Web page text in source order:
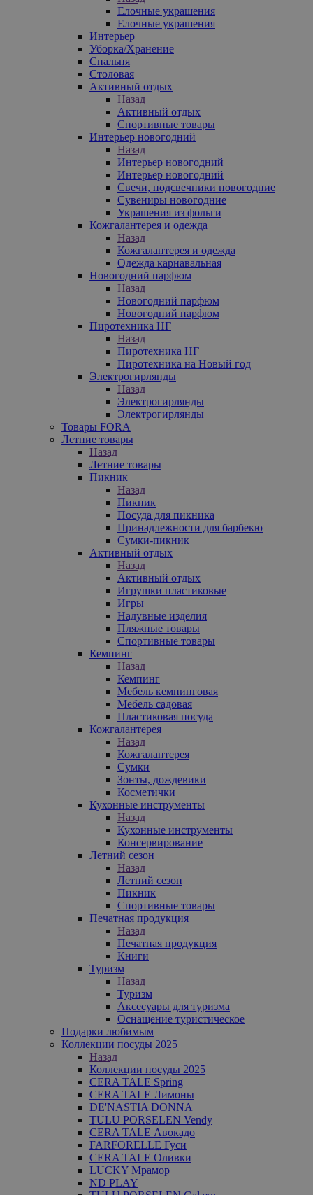
Елочные украшения
Елочные украшения
Интерьер
Уборка/Хранение
Спальня
Столовая
Активный отдых
Назад
Активный отдых
Спортивные товары
Интерьер новогодний
Назад
Интерьер новогодний
Интерьер новогодний
Свечи, подсвечники новогодние
Сувениры новогодние
Украшения из фольги
Кожгалантерея и одежда
Назад
Кожгалантерея и одежда
Одежда карнавальная
Новогодний парфюм
Назад
Новогодний парфюм
Новогодний парфюм
Пиротехника НГ
Назад
Пиротехника НГ
Пиротехника на Новый год
Электрогирлянды
Назад
Электрогирлянды
Электрогирлянды
Товары FORA
Летние товары
Назад
Летние товары
Пикник
Назад
Пикник
Посуда для пикника
Принадлежности для барбекю
Сумки-пикник
Активный отдых
Назад
Активный отдых
Игрушки пластиковые
Игры
Надувные изделия
Пляжные товары
Спортивные товары
Кемпинг
Назад
Кемпинг
Мебель кемпинговая
Мебель садовая
Пластиковая посуда
Кожгалантерея
Назад
Кожгалантерея
Сумки
Зонты, дождевики
Косметички
Кухонные инструменты
Назад
Кухонные инструменты
Консервирование
Летний сезон
Назад
Летний сезон
Пикник
Спортивные товары
Печатная продукция
Назад
Печатная продукция
Книги
Туризм
Назад
Туризм
Аксесуары для туризма
Оснащение туристическое
Подарки любимым
Коллекции посуды 2025
Назад
Коллекции посуды 2025
CERA TALE Spring
CERA TALE Лимоны
DE'NASTIA DONNA
TULU PORSELEN Vendy
CERA TALE Авокадо
FARFORELLE Гуси
CERA TALE Оливки
LUCKY Мрамор
ND PLAY